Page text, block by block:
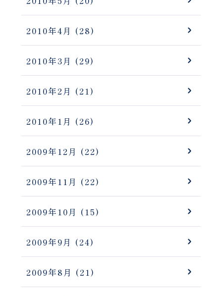
2010年4月 (28)
2010年3月 (29)
2010年2月 (21)
2010年1月 (26)
2009年12月 (22)
2009年11月 (22)
2009年10月 (15)
2009年9月 (24)
2009年8月 (21)